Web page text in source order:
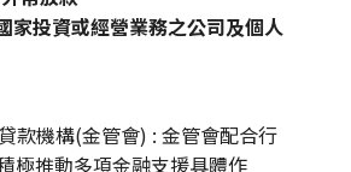
家投資或經營業務之公司及個人
款機構(金管會) : 金管會配合行
極推動多項金融支援具體作